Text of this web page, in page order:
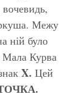
Межу
ній було
Мала Курва
X. Цей